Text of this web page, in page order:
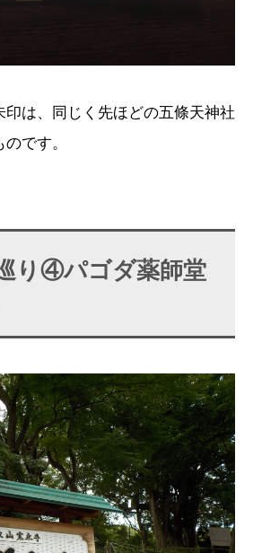
印は、同じく先ほどの五條天神社
です。
り④パゴダ薬師堂